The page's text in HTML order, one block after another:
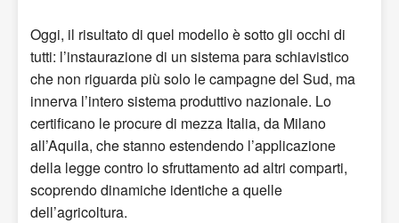
Oggi, il risultato di quel modello è sotto gli occhi di
tutti: l’instaurazione di un sistema para schiavistico
che non riguarda più solo le campagne del Sud, ma
innerva l’intero sistema produttivo nazionale. Lo
certificano le procure di mezza Italia, da Milano
all’Aquila, che stanno estendendo l’applicazione
della legge contro lo sfruttamento ad altri comparti,
scoprendo dinamiche identiche a quelle
dell’agricoltura.